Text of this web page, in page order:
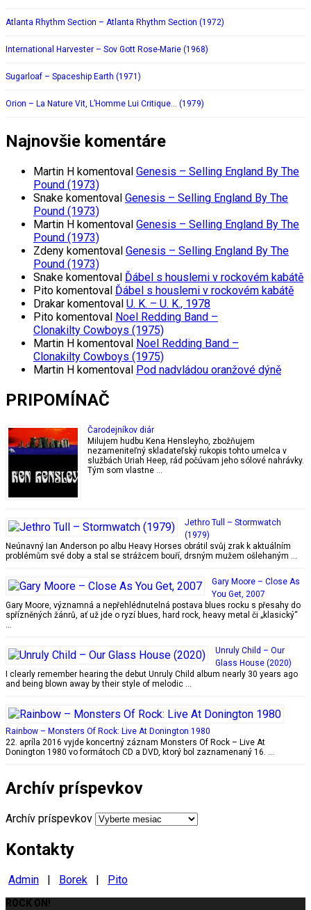
Atlanta Rhythm Section – Atlanta Rhythm Section (1972)
International Harvester – Sov Gott Rose-Marie (1968)
Sugarloaf – Spaceship Earth (1971)
Orion – La Nature Vit, L’Homme Lui Critique… (1979)
Najnovšie komentáre
Martin H komentoval Genesis – Selling England By The
Pound (1973)
Snake komentoval Genesis – Selling England By The
Pound (1973)
Martin H komentoval Genesis – Selling England By The
Pound (1973)
Zdeny komentoval Genesis – Selling England By The
Pound (1973)
Snake komentoval Ďábel s houslemi v rockovém kabátě
Pito komentoval Ďábel s houslemi v rockovém kabátě
Drakar komentoval U. K. – U. K., 1978
Pito komentoval Noel Redding Band –
Clonakilty Cowboys (1975)
Martin H komentoval Noel Redding Band –
Clonakilty Cowboys (1975)
Martin H komentoval Pod nadvládou oranžové dýně
PRIPOMÍNAČ
Čarodejníkov diár
Milujem hudbu Kena Hensleyho, zbožňujem
nezameniteľný skladateľský rukopis tohto umelca v
službách Uriah Heep, rád počúvam jeho sólové nahrávky.
Tým som vlastne …
Jethro Tull – Stormwatch
(1979)
Neúnavný Ian Anderson po albu Heavy Horses obrátil svůj zrak k aktuálním
problémům své doby a stal se strážcem bouří, drsným mužem ošlehaným …
Gary Moore – Close As
You Get, 2007
Gary Moore, významná a nepřehlédnutelná postava blues rocku s přesahy do
spřízněných žánrů, ať už jde o ryzí blues, hard rock, heavy metal či „klasický“
…
Unruly Child – Our
Glass House (2020)
I clearly remember hearing the debut Unruly Child album nearly 30 years ago
and being blown away by their style of melodic …
Rainbow – Monsters Of Rock: Live At Donington 1980
22. apríla 2016 vyjde koncertný záznam Monsters Of Rock – Live At
Donington 1980 vo formátoch CD a DVD, ktorý bol zaznamenaný 16. …
Archív príspevkov
Archív príspevkov
Kontakty
Admin | Borek | Pito
ROCK ON!